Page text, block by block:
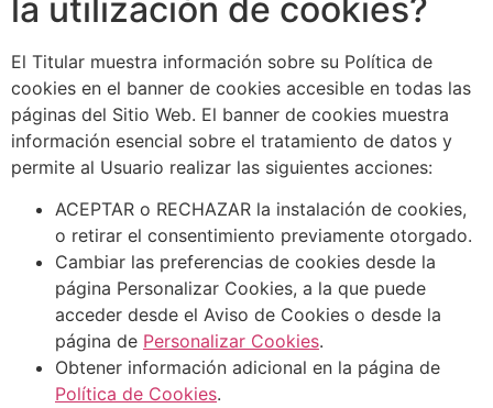
la utilización de cookies?
El Titular muestra información sobre su Política de
cookies en el banner de cookies accesible en todas las
páginas del Sitio Web. El banner de cookies muestra
información esencial sobre el tratamiento de datos y
permite al Usuario realizar las siguientes acciones:
ACEPTAR o RECHAZAR la instalación de cookies,
o retirar el consentimiento previamente otorgado.
Cambiar las preferencias de cookies desde la
página Personalizar Cookies, a la que puede
acceder desde el Aviso de Cookies o desde la
página de Personalizar Cookies.
Obtener información adicional en la página de
Política de Cookies.